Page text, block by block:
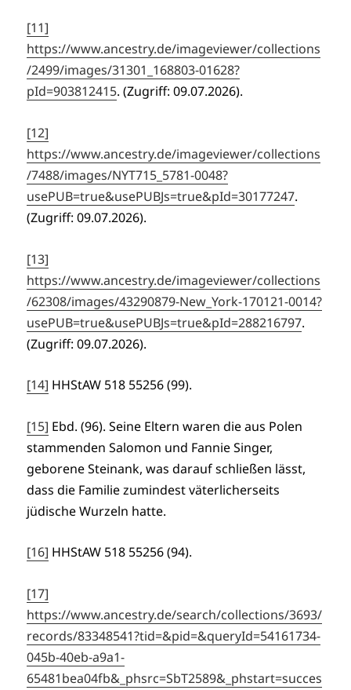
[11]
https://www.ancestry.de/imageviewer/collections
/2499/images/31301_168803-01628?
pId=903812415. (Zugriff: 09.07.2026).
[12]
https://www.ancestry.de/imageviewer/collections
/7488/images/NYT715_5781-0048?
usePUB=true&usePUBJs=true&pId=30177247.
(Zugriff: 09.07.2026).
[13]
https://www.ancestry.de/imageviewer/collections
/62308/images/43290879-New_York-170121-0014?
usePUB=true&usePUBJs=true&pId=288216797.
(Zugriff: 09.07.2026).
[14] HHStAW 518 55256 (99).
[15] Ebd. (96). Seine Eltern waren die aus Polen
stammenden Salomon und Fannie Singer,
geborene Steinank, was darauf schließen lässt,
dass die Familie zumindest väterlicherseits
jüdische Wurzeln hatte.
[16] HHStAW 518 55256 (94).
[17]
https://www.ancestry.de/search/collections/3693/
records/83348541?tid=&pid=&queryId=54161734-
045b-40eb-a9a1-
65481bea04fb&_phsrc=SbT2589&_phstart=succes